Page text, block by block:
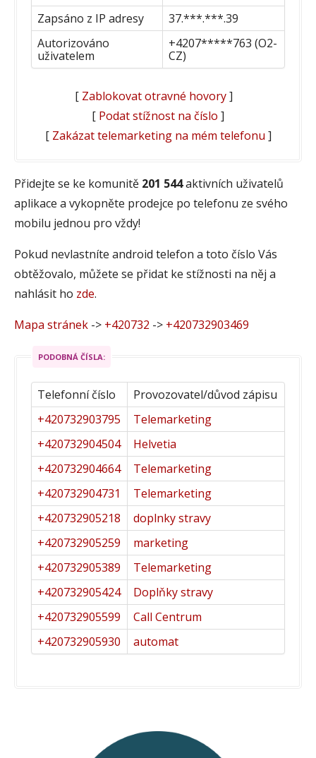
Zapsáno z IP adresy
37.***.***.39
Autorizováno
uživatelem
+4207*****763 (O2-
CZ)
[ Zablokovat otravné hovory]
[ Podat stížnost na číslo ]
[ Zakázat telemarketing na mém telefonu ]
Přidejte se ke komunitě 201 544aktivních uživatelů
aplikace a vykopněte prodejce po telefonu ze svého
mobilu jednou pro vždy!
Pokud nevlastníte android telefon a toto číslo Vás
obtěžovalo, můžete se přidat ke stížnosti na něj a
nahlásit ho zde.
Mapa stránek -> +420732 -> +420732903469
PODOBNÁ ČÍSLA:
Telefonní číslo
Provozovatel/důvod zápisu
+420732903795
Telemarketing
+420732904504
Helvetia
+420732904664
Telemarketing
+420732904731
Telemarketing
+420732905218
doplnky stravy
+420732905259
marketing
+420732905389
Telemarketing
+420732905424
Doplňky stravy
+420732905599
Call Centrum
+420732905930
automat